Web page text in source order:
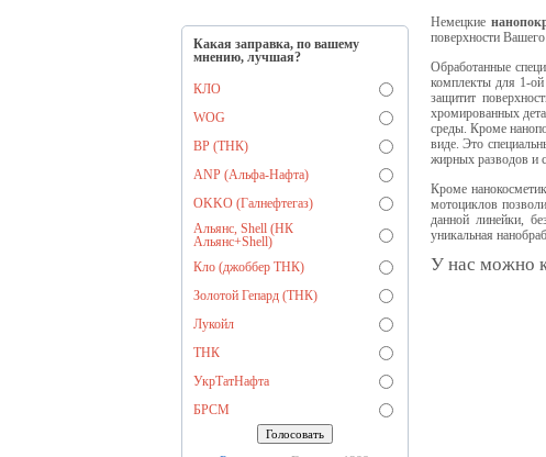
Какая заправка, по вашему
мнению, лучшая?
КЛО
WOG
BP (ТНК)
ANP (Альфа-Нафта)
OKKO (Галнефтегаз)
Альянс, Shell (НК
Альянс+Shell)
Кло (джоббер ТНК)
Золотой Гепард (ТНК)
Лукойл
ТНК
УкрТатНафта
БРСМ
Немецкие
поверхности
Обработанные
комплекты для 1-ой
защитит
хромированных
среды. Кроме
виде. Это
жирных разводов и
Кроме
мотоциклов
данной линейки,
уникальная
У нас можно